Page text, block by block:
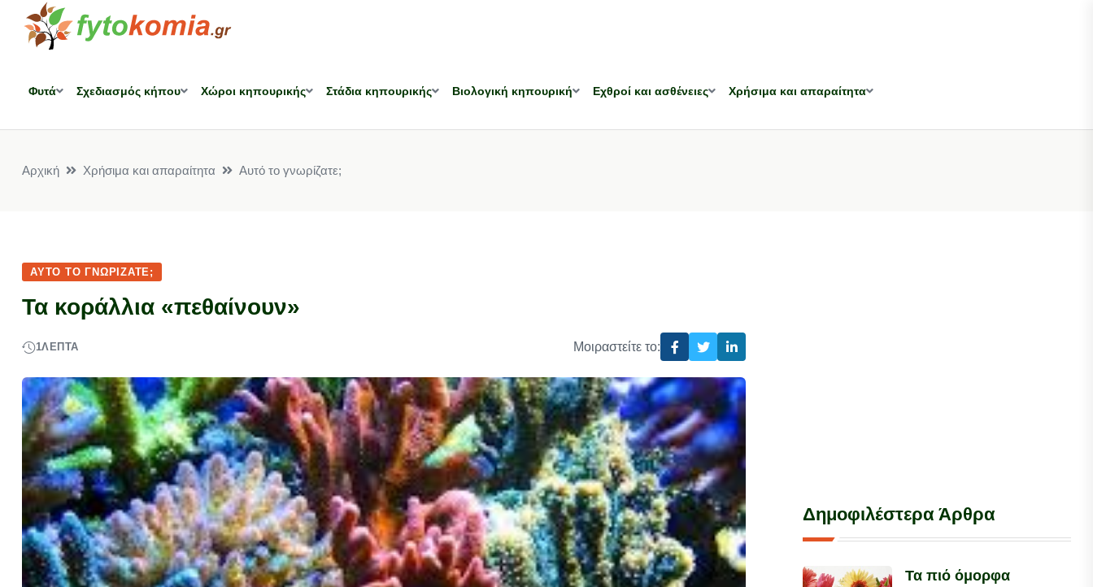
Φυτά Σχεδιασμός κήπου Χώροι κηπουρικής Στάδια κηπουρικής Βιολογική κηπουρική Εχθροί και ασθένειες Χρήσιμα και απαραίτητα
Αρχική Χρήσιμα και απαραίτητα Αυτό το γνωρίζατε;
ΑΥΤΌ ΤΟ ΓΝΩΡΊΖΑΤΕ;
Τα κοράλλια «πεθαίνουν»
1ΛΕΠΤΆ Μοιραστείτε το:
Δημοφιλέστερα Άρθρα
Τα πιό όμορφα